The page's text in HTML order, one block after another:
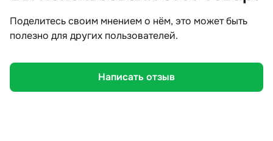
Поделитесь своим мнением о нём, это может быть
полезно для других пользователей.
Написать отзыв